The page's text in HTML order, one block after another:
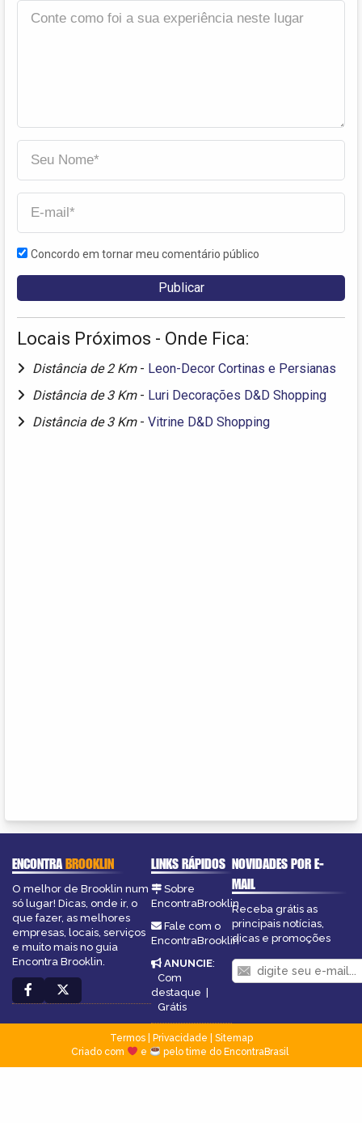
Concordo em tornar meu comentário público
Locais Próximos - Onde Fica:
Distância de 2 Km - Leon-Decor Cortinas e Persianas
Distância de 3 Km - Luri Decorações D&D Shopping
Distância de 3 Km - Vitrine D&D Shopping
ENCONTRABROOKLIN
O melhor de Brooklin num
só lugar! Dicas, onde ir, o
que fazer, as melhores
empresas, locais, serviços
e muito mais no guia
Encontra Brooklin.
LINKS RÁPIDOS
Sobre
EncontraBrooklin
Fale com o
EncontraBrooklin
ANUNCIE:
Com
destaque |
Grátis
NOVIDADES POR E-
MAIL
Receba grátis as
principais notícias,
dicas e promoções
Termos| Privacidade
Sitemap
Criado com
e pelo time do EncontraBrasil